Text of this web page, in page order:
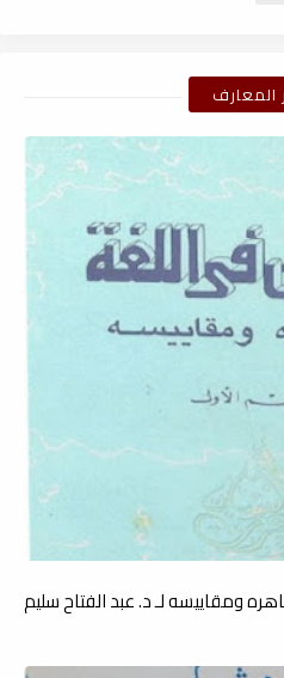
المعارف
ومقاييسه لـ د. عبد الفتاح سليم